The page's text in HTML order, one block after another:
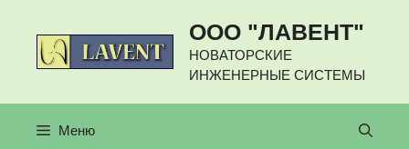
содержимому
ООО "ЛАВЕНТ"
НОВАТОРСКИЕ
ИНЖЕНЕРНЫЕ СИСТЕМЫ
Меню